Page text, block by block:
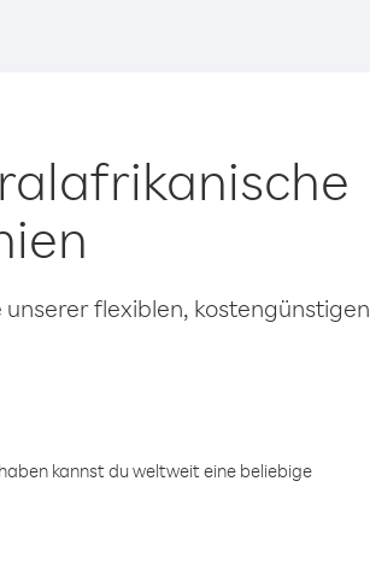
flexiblen, kostengünstigen
kannst du weltweit eine beliebige